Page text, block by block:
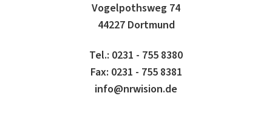
Vogelpothsweg 74
44227 Dortmund
Tel.: 0231 - 755 8380
Fax: 0231 - 755 8381
info@nrwision.de